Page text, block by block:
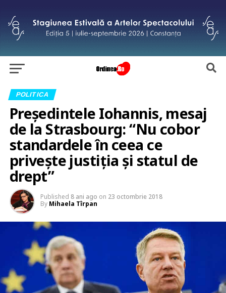
POLITICA
Președintele Iohannis, mesaj
de la Strasbourg: “Nu cobor
standardele în ceea ce
privește justiția și statul de
drept”
Published 8 ani ago on 23 octombrie 2018
By Mihaela Tîrpan